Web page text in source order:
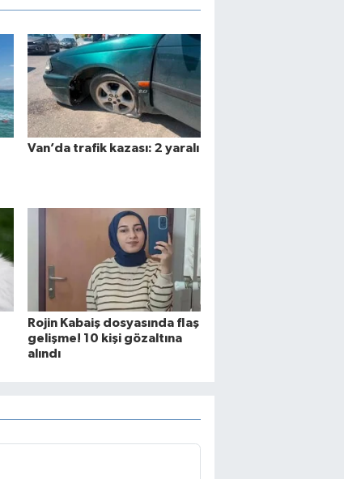
Van’da trafik kazası: 2 yaralı
Rojin Kabaiş dosyasında flaş
gelişme! 10 kişi gözaltına
alındı